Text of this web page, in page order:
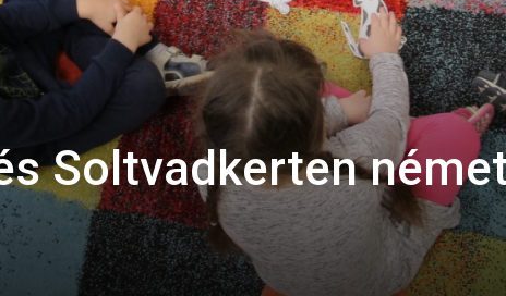
Soltvadkerten